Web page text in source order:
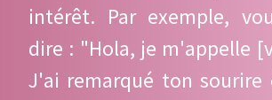
intérêt. Par exemple,
dire : "Hola, je m'appelle
J'ai remarqué ton sourire